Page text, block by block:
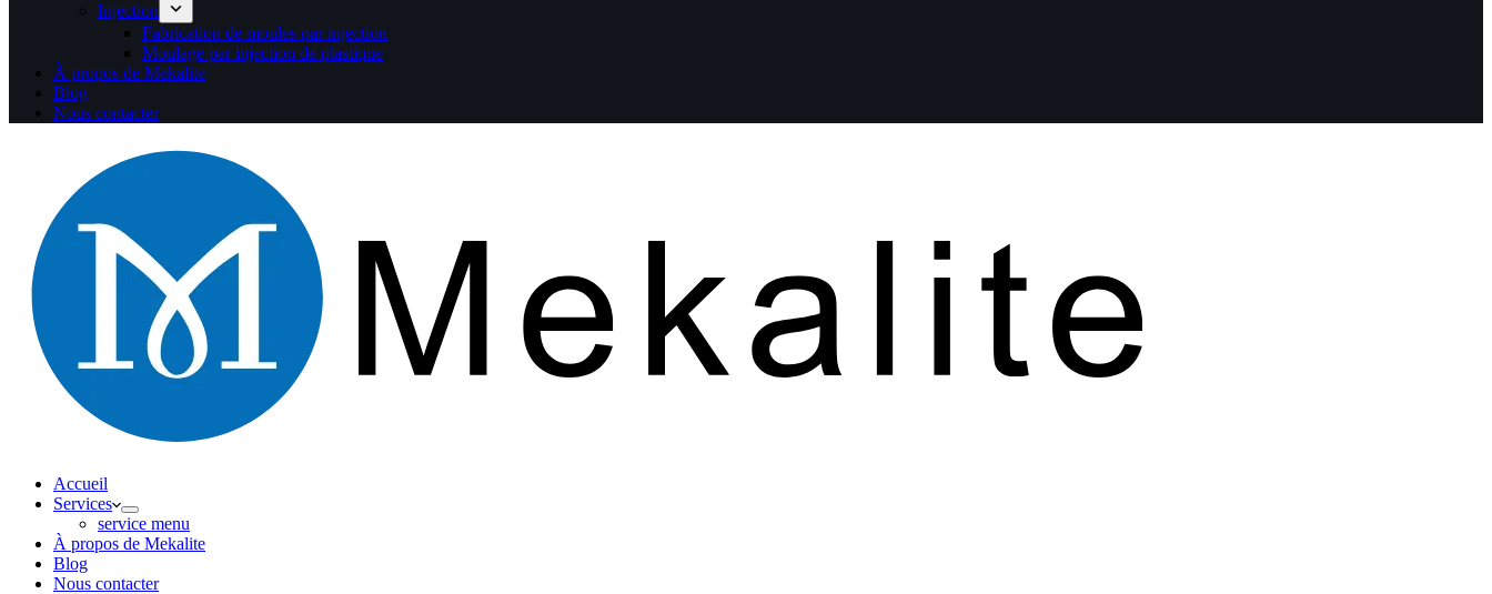
Injection
Fabrication de moules par injection
Moulage par injection de plastique
À propos de Mekalite
Blog
Nous contacter
Accueil
Services
service menu
À propos de Mekalite
Blog
Nous contacter